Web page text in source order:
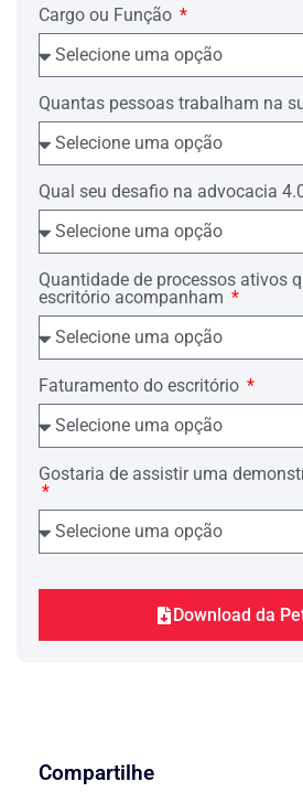
________
Ocorre que referido
reparo, pois ________ .
DO DIREITO
DO DIREITO A
RECORRER
LIBERDADE
A condenação exige
fundada em dados objetivos
indiscutíveis, o que não
em tela.
Requer a devida
princípio constitucional da
inocência -art. 5º, inc. LVII
daConstituição Federal,
condenação sem a real
autoria e da materialidade
seguinte precedente:
"É sempre importante
Supremo Tribunal Federal
matéria – quenenhuma
se presume provada . Não
prevalecem em nosso
positivo, a regra, que, em
Cargo ou Função
Quantas pessoas trabalham na
Qual seu desafio na advocacia
Quantidade de processos ativos
escritório acompanham
Faturamento do escritório
Gostaria de assistir uma
Download da
Compartilhe